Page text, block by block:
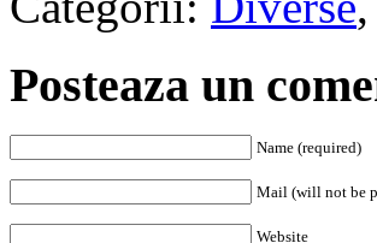
Posteaza un
Name (required)
Mail (will not be
Website